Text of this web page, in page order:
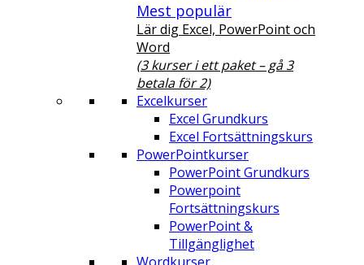
Mest populär
Lär dig Excel, PowerPoint och
Word
(3 kurser i ett paket – gå 3
betala för 2)
Excelkurser
Excel Grundkurs
Excel Fortsättningskurs
PowerPointkurser
PowerPoint Grundkurs
Powerpoint
Fortsättningskurs
PowerPoint &
Tillgänglighet